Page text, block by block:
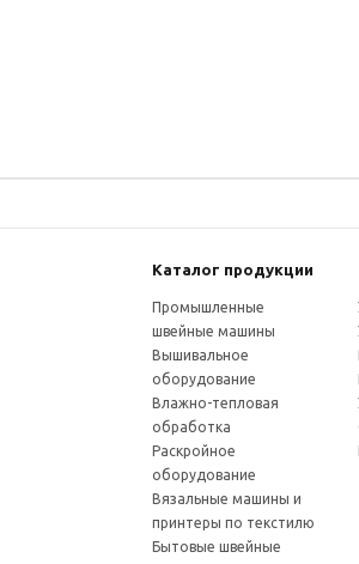
Каталог продукции
Промышленные
швейные машины
Вышивальное
оборудование
Влажно-тепловая
обработка
Раскройное
оборудование
Вязальные машины и
принтеры по текстилю
Бытовые швейные